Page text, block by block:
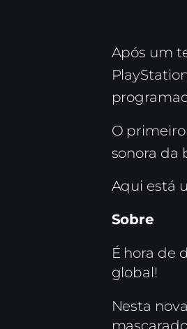
Após um
O
sonora da
Aqui está
Sobre
É hora de
global!
Nesta